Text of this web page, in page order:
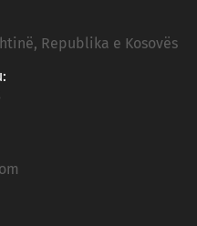
Republika e Kosovës